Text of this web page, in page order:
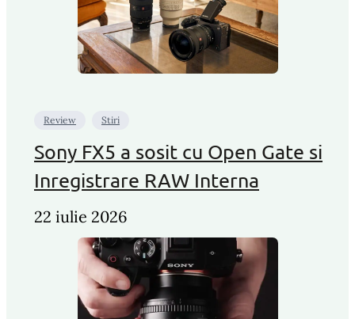
Review Stiri
Sony FX5 a sosit cu Open Gate si
Inregistrare RAW Interna
22 iulie 2026